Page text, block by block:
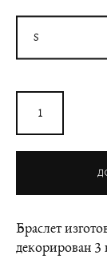
S
Браслет
декорирован